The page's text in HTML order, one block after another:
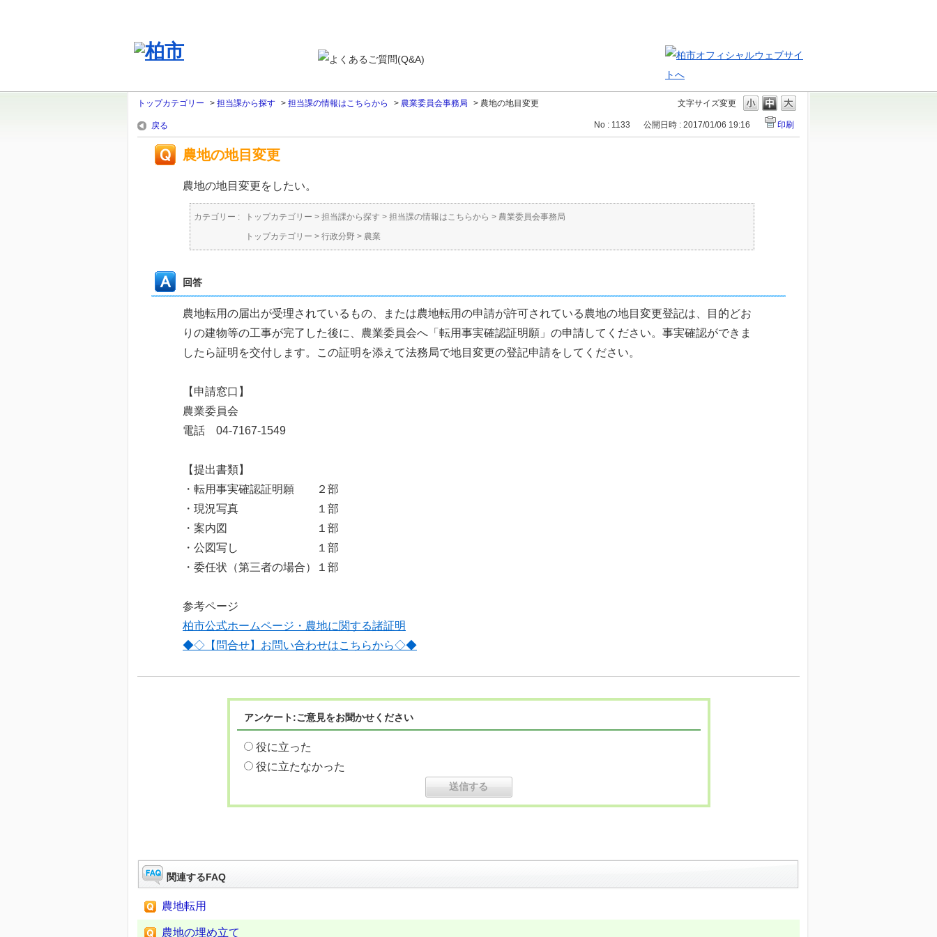
文字サイズ変更
トップカテゴリー > 担当課から探す > 担当課の情報はこちらから > 農業委員会事務局 > 農地の地目変更
戻る No : 1133 公開日時 : 2017/01/06 19:16 印刷
農地の地目変更
農地の地目変更をしたい。
カテゴリー : トップカテゴリー > 担当課から探す > 担当課の情報はこちらから > 農業委員会事務局
トップカテゴリー > 行政分野 > 農業
回答
農地転用の届出が受理されているもの、または農地転用の申請が許可されている農地の地目変更登記は、目的どお
りの建物等の工事が完了した後に、農業委員会へ「転用事実確認証明願」の申請してください。事実確認ができま
したら証明を交付します。この証明を添えて法務局で地目変更の登記申請をしてください。
【申請窓口】
農業委員会
電話 04-7167-1549
【提出書類】
・転用事実確認証明願 ２部
・現況写真 １部
・案内図 １部
・公図写し １部
・委任状（第三者の場合）１部
参考ページ
柏市公式ホームページ・農地に関する諸証明
◆◇【問合せ】お問い合わせはこちらから◇◆
アンケート:ご意見をお聞かせください
役に立った
役に立たなかった
関連するFAQ
農地転用
農地の埋め立て